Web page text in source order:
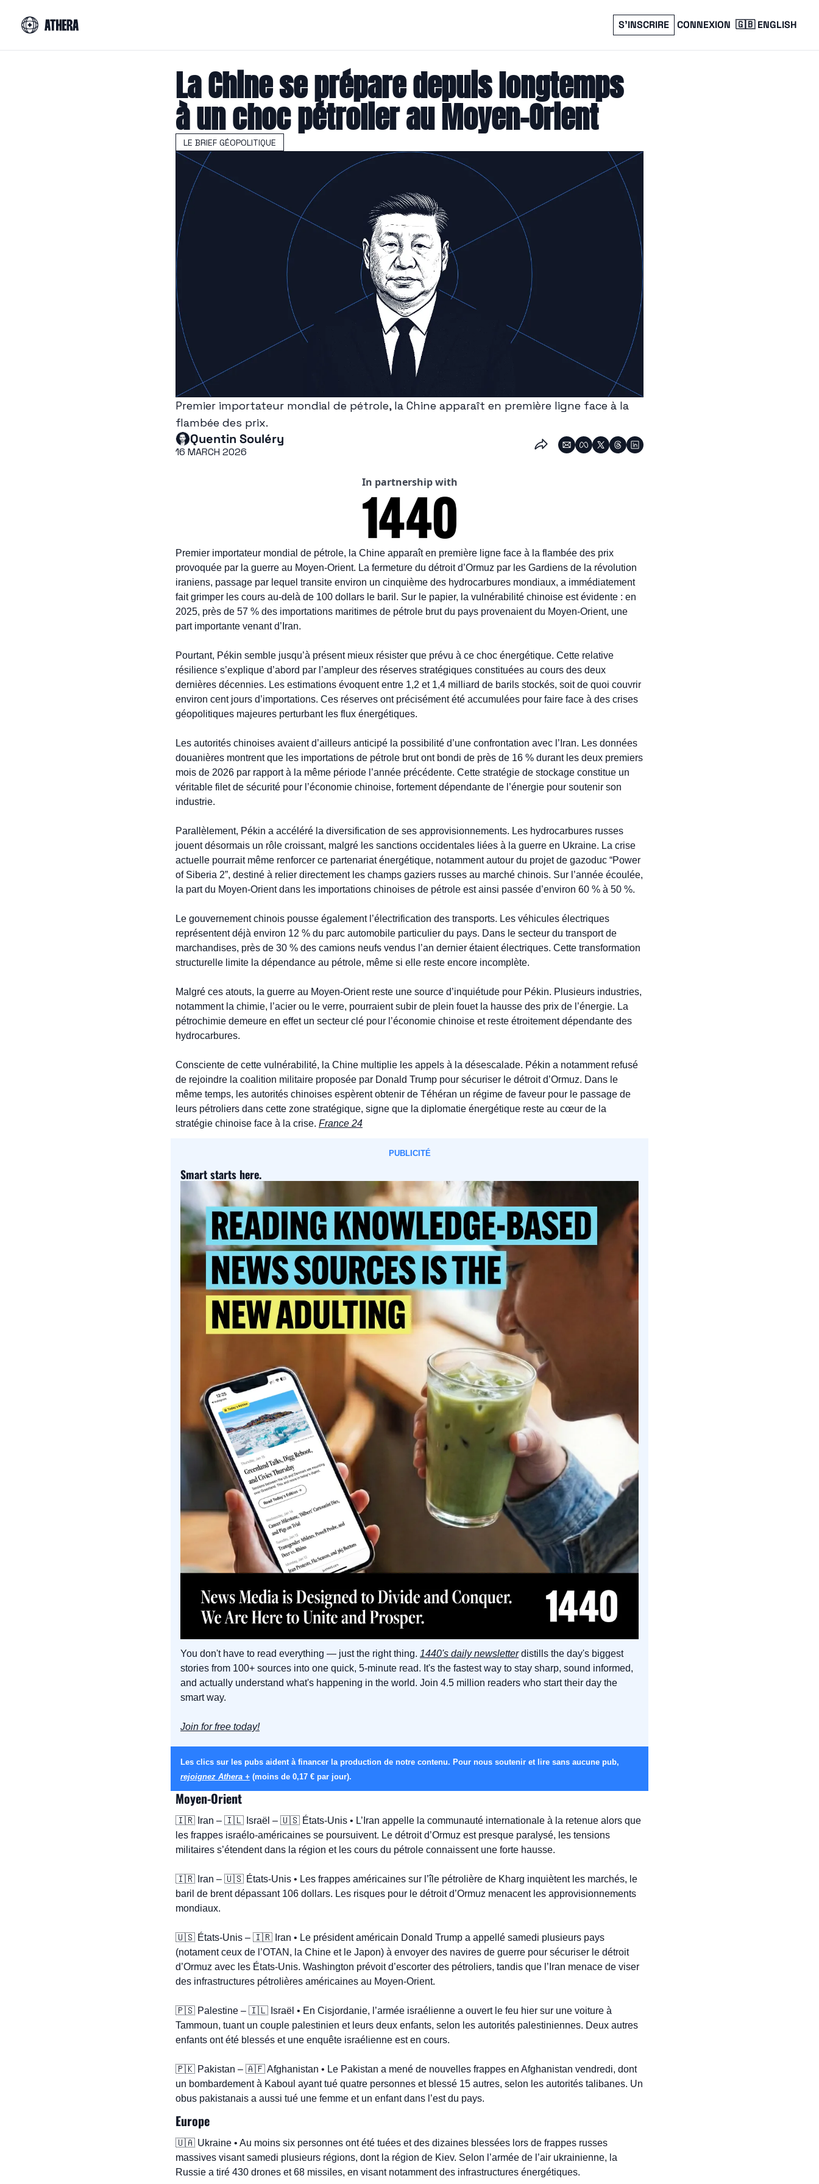
S’INSCRIRE CONNEXION 🇬🇧 ENGLISH
La Chine se prépare depuis longtemps
à un choc pétrolier au Moyen-Orient
LE BRIEF GÉOPOLITIQUE
Premier importateur mondial de pétrole, la Chine apparaît en première ligne face à la
flambée des prix.
Quentin Souléry
16 MARCH 2026
In partnership with
Premier importateur mondial de pétrole, la Chine apparaît en première ligne face à la flambée des prix
provoquée par la guerre au Moyen-Orient. La fermeture du détroit d’Ormuz par les Gardiens de la révolution
iraniens, passage par lequel transite environ un cinquième des hydrocarbures mondiaux, a immédiatement
fait grimper les cours au-delà de 100 dollars le baril. Sur le papier, la vulnérabilité chinoise est évidente : en
2025, près de 57 % des importations maritimes de pétrole brut du pays provenaient du Moyen-Orient, une
part importante venant d’Iran.
Pourtant, Pékin semble jusqu’à présent mieux résister que prévu à ce choc énergétique. Cette relative
résilience s’explique d’abord par l’ampleur des réserves stratégiques constituées au cours des deux
dernières décennies. Les estimations évoquent entre 1,2 et 1,4 milliard de barils stockés, soit de quoi couvrir
environ cent jours d’importations. Ces réserves ont précisément été accumulées pour faire face à des crises
géopolitiques majeures perturbant les flux énergétiques.
Les autorités chinoises avaient d’ailleurs anticipé la possibilité d’une confrontation avec l’Iran. Les données
douanières montrent que les importations de pétrole brut ont bondi de près de 16 % durant les deux premiers
mois de 2026 par rapport à la même période l’année précédente. Cette stratégie de stockage constitue un
véritable filet de sécurité pour l’économie chinoise, fortement dépendante de l’énergie pour soutenir son
industrie.
Parallèlement, Pékin a accéléré la diversification de ses approvisionnements. Les hydrocarbures russes
jouent désormais un rôle croissant, malgré les sanctions occidentales liées à la guerre en Ukraine. La crise
actuelle pourrait même renforcer ce partenariat énergétique, notamment autour du projet de gazoduc “Power
of Siberia 2”, destiné à relier directement les champs gaziers russes au marché chinois. Sur l’année écoulée,
la part du Moyen-Orient dans les importations chinoises de pétrole est ainsi passée d’environ 60 % à 50 %.
Le gouvernement chinois pousse également l’électrification des transports. Les véhicules électriques
représentent déjà environ 12 % du parc automobile particulier du pays. Dans le secteur du transport de
marchandises, près de 30 % des camions neufs vendus l’an dernier étaient électriques. Cette transformation
structurelle limite la dépendance au pétrole, même si elle reste encore incomplète.
Malgré ces atouts, la guerre au Moyen-Orient reste une source d’inquiétude pour Pékin. Plusieurs industries,
notamment la chimie, l’acier ou le verre, pourraient subir de plein fouet la hausse des prix de l’énergie. La
pétrochimie demeure en effet un secteur clé pour l’économie chinoise et reste étroitement dépendante des
hydrocarbures.
Consciente de cette vulnérabilité, la Chine multiplie les appels à la désescalade. Pékin a notamment refusé
de rejoindre la coalition militaire proposée par Donald Trump pour sécuriser le détroit d’Ormuz. Dans le
même temps, les autorités chinoises espèrent obtenir de Téhéran un régime de faveur pour le passage de
leurs pétroliers dans cette zone stratégique, signe que la diplomatie énergétique reste au cœur de la
stratégie chinoise face à la crise. France 24
PUBLICITÉ
Smart starts here.
You don't have to read everything — just the right thing. 1440's daily newsletter distills the day's biggest
stories from 100+ sources into one quick, 5-minute read. It's the fastest way to stay sharp, sound informed,
and actually understand what's happening in the world. Join 4.5 million readers who start their day the
smart way.
Join for free today!
rejoignez Athera + (moins de 0,17 € par jour).
Moyen-Orient
🇮🇷 Iran – 🇮🇱 Israël – 🇺🇸 États-Unis • L’Iran appelle la communauté internationale à la retenue alors que
les frappes israélo-américaines se poursuivent. Le détroit d’Ormuz est presque paralysé, les tensions
militaires s’étendent dans la région et les cours du pétrole connaissent une forte hausse.
🇮🇷 Iran – 🇺🇸 États-Unis • Les frappes américaines sur l’île pétrolière de Kharg inquiètent les marchés, le
baril de brent dépassant 106 dollars. Les risques pour le détroit d’Ormuz menacent les approvisionnements
mondiaux.
🇺🇸 États-Unis – 🇮🇷 Iran • Le président américain Donald Trump a appellé samedi plusieurs pays
(notament ceux de l’OTAN, la Chine et le Japon) à envoyer des navires de guerre pour sécuriser le détroit
d’Ormuz avec les États-Unis. Washington prévoit d’escorter des pétroliers, tandis que l’Iran menace de viser
des infrastructures pétrolières américaines au Moyen-Orient.
🇵🇸 Palestine – 🇮🇱 Israël • En Cisjordanie, l’armée israélienne a ouvert le feu hier sur une voiture à
Tammoun, tuant un couple palestinien et leurs deux enfants, selon les autorités palestiniennes. Deux autres
enfants ont été blessés et une enquête israélienne est en cours.
🇵🇰 Pakistan – 🇦🇫 Afghanistan • Le Pakistan a mené de nouvelles frappes en Afghanistan vendredi, dont
un bombardement à Kaboul ayant tué quatre personnes et blessé 15 autres, selon les autorités talibanes. Un
obus pakistanais a aussi tué une femme et un enfant dans l’est du pays.
Europe
🇺🇦 Ukraine • Au moins six personnes ont été tuées et des dizaines blessées lors de frappes russes
massives visant samedi plusieurs régions, dont la région de Kiev. Selon l’armée de l’air ukrainienne, la
Russie a tiré 430 drones et 68 missiles, en visant notamment des infrastructures énergétiques.